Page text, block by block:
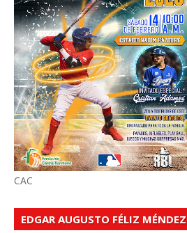
CAC
EDGAR AUGUSTO FÉLIZ MÉNDEZ